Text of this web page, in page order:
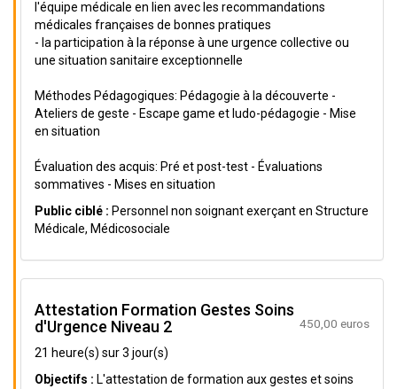
l'équipe médicale en lien avec les recommandations
médicales françaises de bonnes pratiques
- la participation à la réponse à une urgence collective ou
une situation sanitaire exceptionnelle
Méthodes Pédagogiques: Pédagogie à la découverte -
Ateliers de geste - Escape game et ludo-pédagogie - Mise
en situation
Évaluation des acquis: Pré et post-test - Évaluations
sommatives - Mises en situation
Public ciblé : Personnel non soignant exerçant en Structure
Médicale, Médicosociale
Attestation Formation Gestes Soins
d'Urgence Niveau 2
450,00 euros
21 heure(s) sur 3 jour(s)
Objectifs : L'attestation de formation aux gestes et soins